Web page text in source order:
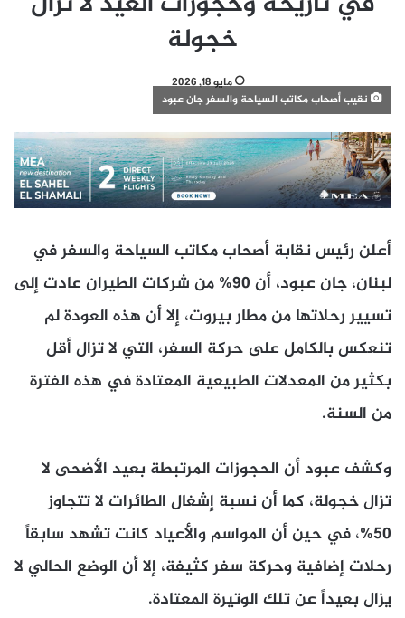
خجولة
مايو 18, 2026
نقيب أصحاب مكاتب السياحة والسفر جان عبود
أعلن رئيس نقابة أصحاب مكاتب السياحة والسفر في
لبنان، جان عبود، أن 90% من شركات الطيران عادت إلى
تسيير رحلاتها من مطار بيروت، إلا أن هذه العودة لم
تنعكس بالكامل على حركة السفر، التي لا تزال أقل
بكثير من المعدلات الطبيعية المعتادة في هذه الفترة
من السنة.
وكشف عبود أن الحجوزات المرتبطة بعيد الأضحى لا
تزال خجولة، كما أن نسبة إشغال الطائرات لا تتجاوز
50%، في حين أن المواسم والأعياد كانت تشهد سابقاً
رحلات إضافية وحركة سفر كثيفة، إلا أن الوضع الحالي لا
يزال بعيداً عن تلك الوتيرة المعتادة.